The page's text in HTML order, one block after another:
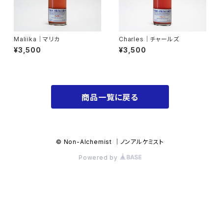
Maliika│マリカ
¥3,500
Charles│チャールズ
¥3,500
商品一覧に戻る
© Non-Alchemist ｜ノンアルケミスト
Powered by